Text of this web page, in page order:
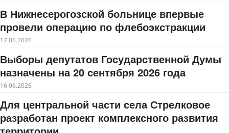
В Нижнесерогозской больнице впервые
провели операцию по флебоэкстракции
17.06.2026
Выборы депутатов Государственной Думы
назначены на 20 сентября 2026 года
16.06.2026
Для центральной части села Стрелковое
разработан проект комплексного развития